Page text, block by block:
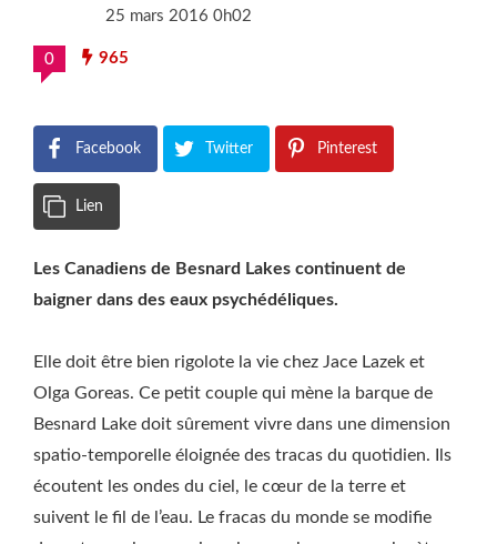
25 mars 2016 0h02
0 965
Facebook Twitter Pinterest
Lien
Les Canadiens de Besnard Lakes continuent de
baigner dans des eaux psychédéliques.
Elle doit être bien rigolote la vie chez Jace Lazek et
Olga Goreas. Ce petit couple qui mène la barque de
Besnard Lake doit sûrement vivre dans une dimension
spatio-temporelle éloignée des tracas du quotidien. Ils
écoutent les ondes du ciel, le cœur de la terre et
suivent le fil de l’eau. Le fracas du monde se modifie